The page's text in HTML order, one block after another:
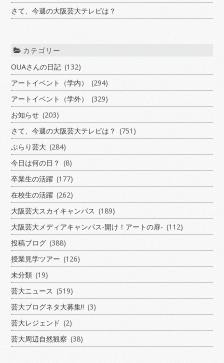
さて、今週の大阪芸大テレビは？
カテゴリー
OUAさんの日記 (132)
アートイベント（学内）
(294)
アートイベント（学外）
(329)
お知らせ (203)
さて、今週の大阪芸大テレビは？ (751)
ぶらり芸大 (284)
今日は何の日？ (8)
卒業生の活躍 (177)
在校生の活躍 (262)
大阪芸大スカイキャンパス (189)
大阪芸大メディアキャンパス-開け！アートの扉- (112)
投稿ブログ (388)
授業見学ツアー (126)
未分類 (19)
芸大ニュース (519)
芸大ブログネタ大募集!! (3)
芸大レジェンド (2)
芸大周辺自然観察 (38)